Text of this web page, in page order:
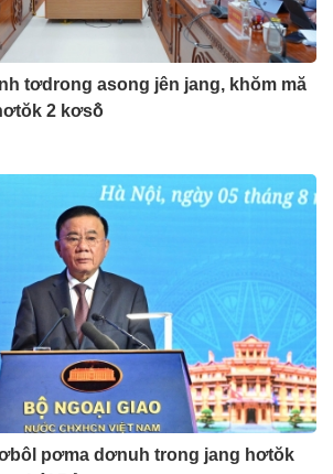
tơdrong asong jên jang, khŏm mă
2 kơsô̆
pơma dơnuh trong jang hơtŏk